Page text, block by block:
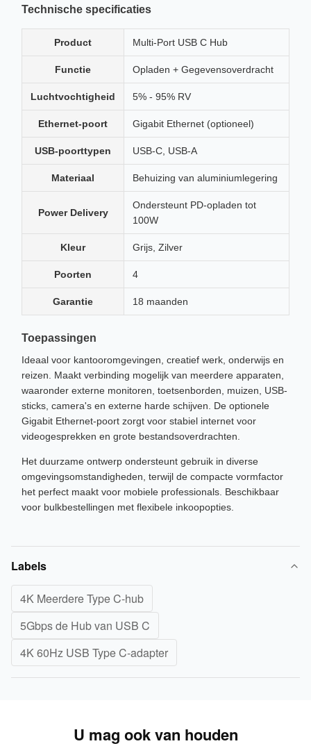
Technische specificaties
Product Multi-Port USB C Hub
Functie Opladen + Gegevensoverdracht
Luchtvochtigheid 5% - 95% RV
Ethernet-poort Gigabit Ethernet (optioneel)
USB-poorttypen USB-C, USB-A
Materiaal Behuizing van aluminiumlegering
Power Delivery
Ondersteunt PD-opladen tot
100W
Kleur Grijs, Zilver
Poorten 4
Garantie 18 maanden
Toepassingen
Ideaal voor kantooromgevingen, creatief werk, onderwijs en
reizen. Maakt verbinding mogelijk van meerdere apparaten,
waaronder externe monitoren, toetsenborden, muizen, USB-
sticks, camera's en externe harde schijven. De optionele
Gigabit Ethernet-poort zorgt voor stabiel internet voor
videogesprekken en grote bestandsoverdrachten.
Het duurzame ontwerp ondersteunt gebruik in diverse
omgevingsomstandigheden, terwijl de compacte vormfactor
het perfect maakt voor mobiele professionals. Beschikbaar
voor bulkbestellingen met flexibele inkoopopties.
Labels
4K Meerdere Type C-hub
5Gbps de Hub van USB C
4K 60Hz USB Type C-adapter
U mag ook van houden